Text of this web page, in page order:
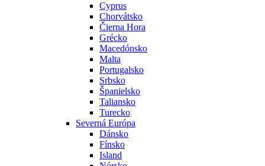
Cyprus
Chorvátsko
Čierna Hora
Grécko
Macedónsko
Malta
Portugalsko
Srbsko
Španielsko
Taliansko
Turecko
Severná Európa
Dánsko
Fínsko
Island